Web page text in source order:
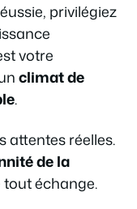
privilégiez
votre
climat de
.
attentes réelles.
de la
tout échange.